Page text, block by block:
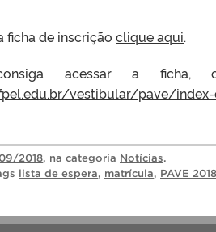
ficha de inscrição clique aqui.
acessar a ficha,
vestibular/pave/
2018, na categoria Notícias.
lista de espera, matrícula, PAVE